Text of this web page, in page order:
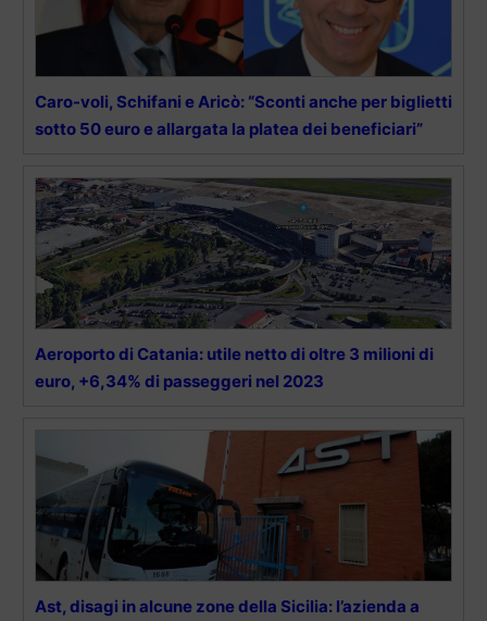
Caro-voli, Schifani e Aricò: “Sconti anche per biglietti
sotto 50 euro e allargata la platea dei beneficiari”
Aeroporto di Catania: utile netto di oltre 3 milioni di
euro, +6,34% di passeggeri nel 2023
Ast, disagi in alcune zone della Sicilia: l’azienda a